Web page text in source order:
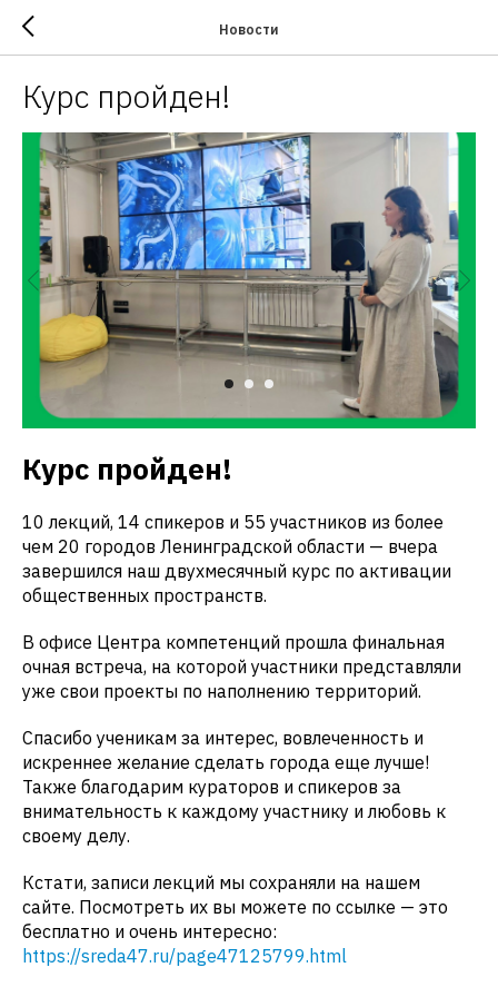
Новости
Курс пройден!
Курс пройден!
10 лекций, 14 спикеров и 55 участников из более
чем 20 городов Ленинградской области — вчера
завершился наш двухмесячный курс по активации
общественных пространств.
В офисе Центра компетенций прошла финальная
очная встреча, на которой участники представляли
уже свои проекты по наполнению территорий.
Спасибо ученикам за интерес, вовлеченность и
искреннее желание сделать города еще лучше!
Также благодарим кураторов и спикеров за
внимательность к каждому участнику и любовь к
своему делу.
Кстати, записи лекций мы сохраняли на нашем
сайте. Посмотреть их вы можете по ссылке — это
бесплатно и очень интересно:
https://sreda47.ru/page47125799.html